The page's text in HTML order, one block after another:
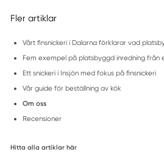
Fler artiklar
Vårt finsnickeri i Dalarna förklarar vad
Fem exempel på platsbyggd inredning från
Ett snickeri i Insjön med fokus på finsnickeri
Vår guide för beställning av kök
Om oss
Recensioner
Hitta alla artiklar här